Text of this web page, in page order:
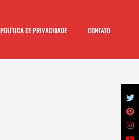
POLÍTICA DE PRIVACIDADE CONTATO